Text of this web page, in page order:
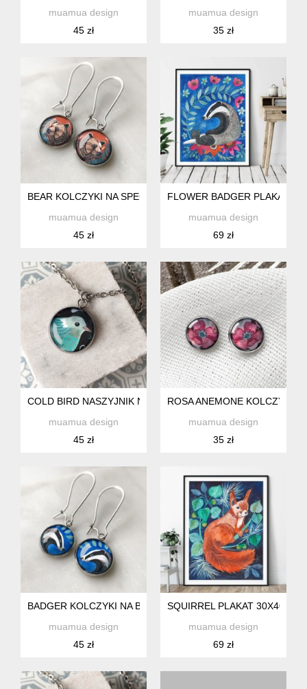
muamua design
45 zł
muamua design
35 zł
BEAR KOLCZYKI NA SPECJALNĄ OKAZJĘ
muamua design
45 zł
FLOWER BADGER PLAKAT
muamua design
69 zł
COLD BIRD NASZYJNIK NA ROMANTYCZNĄ RANDKĘ
muamua design
45 zł
ROSA ANEMONE KOLCZYKI
muamua design
35 zł
BADGER KOLCZYKI NA BOHO FESTIWAL
muamua design
45 zł
SQUIRREL PLAKAT 30X40
muamua design
69 zł